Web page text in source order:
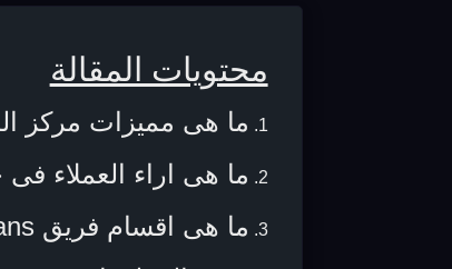
محتويات المقالة
ما هى مميزات مركز
ما هى اراء العملاء
ما هى اقسام فريق fans شارب ؟